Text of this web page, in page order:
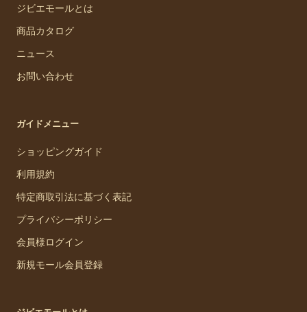
ジビエモールとは
商品カタログ
ニュース
お問い合わせ
ガイドメニュー
ショッピングガイド
利用規約
特定商取引法に基づく表記
プライバシーポリシー
会員様ログイン
新規モール会員登録